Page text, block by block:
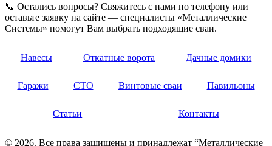
📞 Остались вопросы? Свяжитесь с нами по телефону или
оставьте заявку на сайте — специалисты «Металлические
Cистемы» помогут Вам выбрать подходящие сваи.
Навесы Откатные ворота Дачные домики
Гаражи СТО Винтовые сваи Павильоны
Статьи Контакты
© 2026. Все права защищены и принадлежат “Металлические